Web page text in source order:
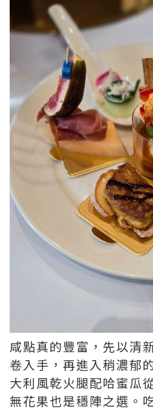
咸點真的豐富，先以清
卷入手，再進入稍濃郁
大利風乾火腿配哈蜜瓜
無花果也是穩陣之選。